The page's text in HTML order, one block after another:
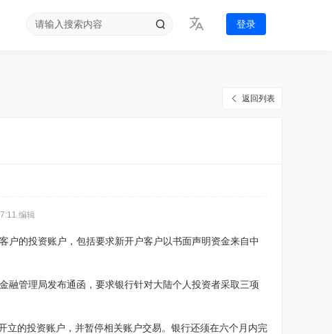
登录
返回列表
编辑
户的投资账户，包括要求新开户客户以书面声明资金来自中
融管理局发布通函，要求银行针对大陆个人投资者采取三项
的投资账户，并暂停相关账户交易。银行还须在六个月内完